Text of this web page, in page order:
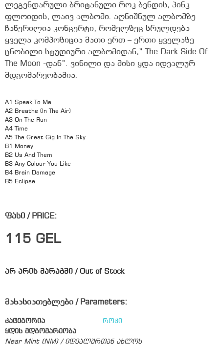
ლეგენდარული ბრიტანული როკ ბენდის, პინკ
ფლოიდის, ლაივ ალბომი. აღნიშნულ ალბომზე
ჩაწერილია კონცერტი, რომელზეც სრულდება
ყველა კომპოზიცია მათი ერთ – ერთი ყველაზე
ცნობილი სტუდიური ალბომიდან,” The Dark Side Of
The Moon -დან”. ვინილი და მისი ყდა იდეალურ
მდგომარეობაშია.
A1 Speak To Me
A2 Breathe (In The Air)
A3 On The Run
A4 Time
A5 The Great Gig In The Sky
B1 Money
B2 Us And Them
B3 Any Colour You Like
B4 Brain Damage
B5 Eclipse
ფასი / PRICE:
115 GEL
არ არის მარაგში / Out of Stock
მახასიათებლები / Parameters:
კატეგორია
როკი
ყდის მდგომარეობა
Near Mint (NM) / იდეალურთან ახლოს